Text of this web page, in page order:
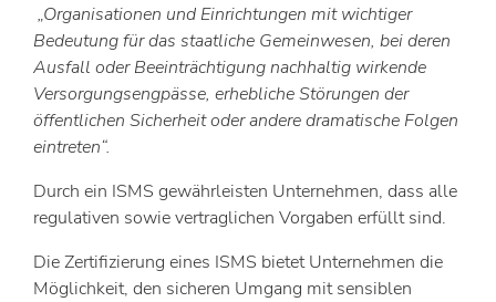
„Organisationen und Einrichtungen mit wichtiger
Bedeutung für das staatliche Gemeinwesen, bei deren
Ausfall oder Beeinträchtigung nachhaltig wirkende
Versorgungsengpässe, erhebliche Störungen der
öffentlichen Sicherheit oder andere dramatische Folgen
eintreten“.
Durch ein ISMS gewährleisten Unternehmen, dass alle
regulativen sowie vertraglichen Vorgaben erfüllt sind.
Die Zertifizierung eines ISMS bietet Unternehmen die
Möglichkeit, den sicheren Umgang mit sensiblen